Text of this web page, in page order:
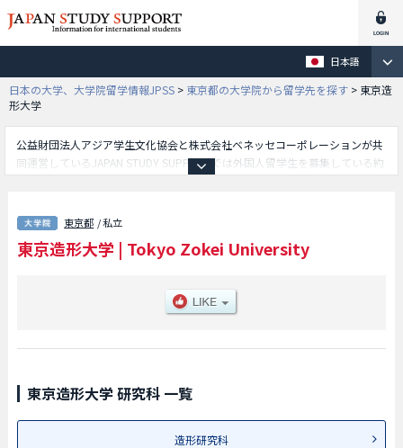
日本語
日本の大学、大学院留学情報JPSS > 東京都の大学院から留学先を探す > 東京造
形大学
公益財団法人アジア学生文化協会と株式会社ベネッセコーポレーションが共
同運営しているJAPAN STUDY SUPPORTでは外国人留学生を募集している約
研究科別情報や、募集定員や合格者数など入試情報、施設案内、アクセスな
ど外国人留学生に必要な情報を掲載しているので是非ご利用ください。
東京都 / 私立
東京造形大学 | Tokyo Zokei University
東京造形大学 研究科 一覧
造形研究科